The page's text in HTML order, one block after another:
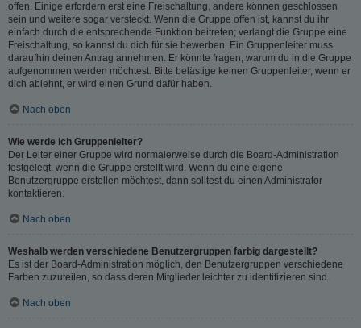
offen. Einige erfordern erst eine Freischaltung, andere können geschlossen
sein und weitere sogar versteckt. Wenn die Gruppe offen ist, kannst du ihr
einfach durch die entsprechende Funktion beitreten; verlangt die Gruppe eine
Freischaltung, so kannst du dich für sie bewerben. Ein Gruppenleiter muss
daraufhin deinen Antrag annehmen. Er könnte fragen, warum du in die Gruppe
aufgenommen werden möchtest. Bitte belästige keinen Gruppenleiter, wenn er
dich ablehnt, er wird einen Grund dafür haben.
Nach oben
Wie werde ich Gruppenleiter?
Der Leiter einer Gruppe wird normalerweise durch die Board-Administration
festgelegt, wenn die Gruppe erstellt wird. Wenn du eine eigene
Benutzergruppe erstellen möchtest, dann solltest du einen Administrator
kontaktieren.
Nach oben
Weshalb werden verschiedene Benutzergruppen farbig dargestellt?
Es ist der Board-Administration möglich, den Benutzergruppen verschiedene
Farben zuzuteilen, so dass deren Mitglieder leichter zu identifizieren sind.
Nach oben